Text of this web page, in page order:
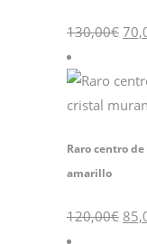
130,00€
Raro centro
amarillo
120,00€